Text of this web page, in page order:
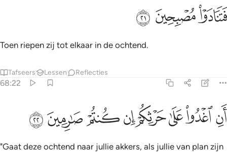
فتنادوا مصبحين ٢١
فَتَنَادَوْا۟ مُصْبِحِينَ ٢١
ﱚﱛﱜ
Toen riepen zij tot elkaar in de ochtend.
Tafseers Lessen Reflecties
68:22
ان اغدوا على حرثكم ان كنتم صارمين ٢٢
أَنِ ٱغْدُوا۟ عَلَىٰ حَرْثِكُمْ إِن كُنتُمْ صَـٰرِمِينَ ٢٢
ﱝﱞﱟﱠﱡﱢﱣﱤ
"Gaat deze ochtend naar jullie akkers, als jullie van plan zijn